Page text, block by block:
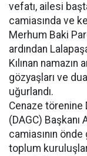
vefatı, ailesi
camiasında ve
Merhum Baki
ardından
Kılınan
gözyaşları ve
uğurlandı.
Cenaze törenine
(DAGC)
camiasının
toplum